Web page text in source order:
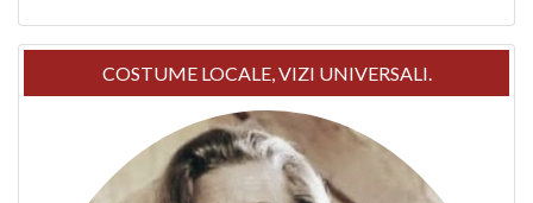
COSTUME LOCALE, VIZI UNIVERSALI.